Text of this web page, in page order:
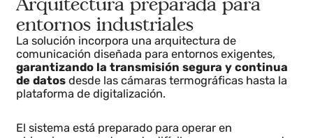
Arquitectura preparada para
entornos industriales
La solución incorpora una arquitectura de
garantizando la transmisión segura y continua